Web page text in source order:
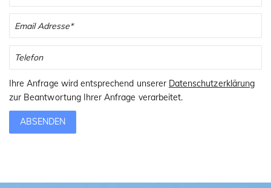
Ihre Anfrage wird entsprechend unserer Datenschutzerklärung
zur Beantwortung Ihrer Anfrage verarbeitet.
ABSENDEN